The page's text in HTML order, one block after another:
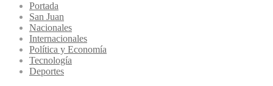
Portada
San Juan
Nacionales
Internacionales
Política y Economía
Tecnología
Deportes